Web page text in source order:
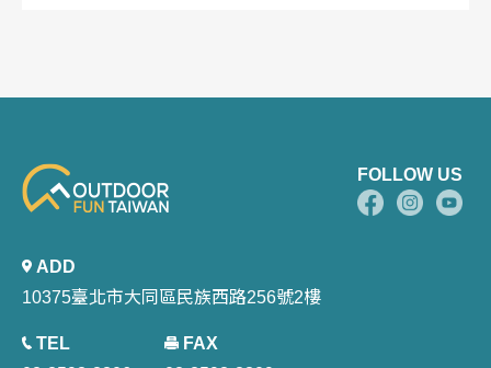
ADD
10375臺北市大同區民族西路256號2樓
TEL
FAX
FOLLOW US